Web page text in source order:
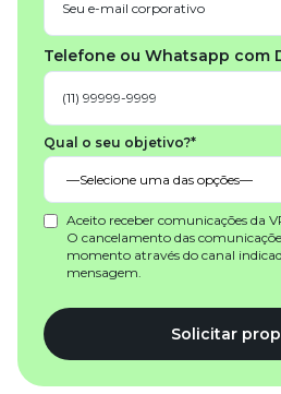
Telefone ou Whatsapp com
Qual o seu objetivo?*
Aceito receber comunicações da
O cancelamento das
momento através do canal
mensagem.
Solicitar